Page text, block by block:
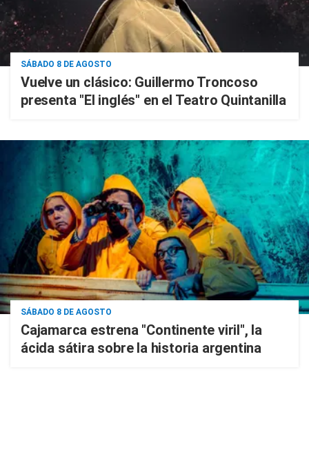
SÁBADO 8 DE AGOSTO
Vuelve un clásico: Guillermo Troncoso
presenta "El inglés" en el Teatro Quintanilla
SÁBADO 8 DE AGOSTO
Cajamarca estrena "Continente viril", la
ácida sátira sobre la historia argentina